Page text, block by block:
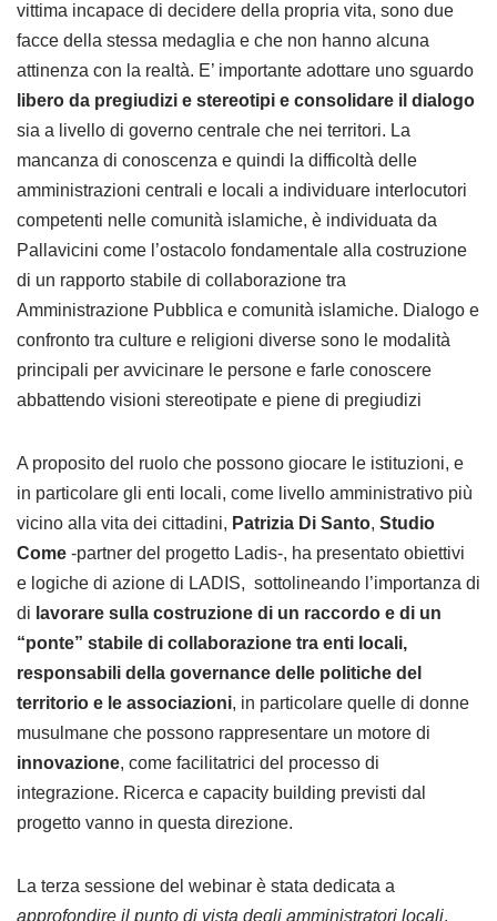
vittima incapace di decidere della propria vita, sono due
facce della stessa medaglia e che non hanno alcuna
attinenza con la realtà. E’ importante adottare uno sguardo
libero da pregiudizi e stereotipi e consolidare il dialogo
sia a livello di governo centrale che nei territori. La
mancanza di conoscenza e quindi la difficoltà delle
amministrazioni centrali e locali a individuare interlocutori
competenti nelle comunità islamiche, è individuata da
Pallavicini come l’ostacolo fondamentale alla costruzione
di un rapporto stabile di collaborazione tra
Amministrazione Pubblica e comunità islamiche. Dialogo e
confronto tra culture e religioni diverse sono le modalità
principali per avvicinare le persone e farle conoscere
abbattendo visioni stereotipate e piene di pregiudizi
A proposito del ruolo che possono giocare le istituzioni, e
in particolare gli enti locali, come livello amministrativo più
vicino alla vita dei cittadini, Patrizia Di Santo, Studio
Come -partner del progetto Ladis-, ha presentato obiettivi
e logiche di azione di LADIS, sottolineando l’importanza di
di lavorare sulla costruzione di un raccordo e di un
“ponte” stabile di collaborazione tra enti locali,
responsabili della governance delle politiche del
territorio e le associazioni, in particolare quelle di donne
musulmane che possono rappresentare un motore di
innovazione, come facilitatrici del processo di
integrazione. Ricerca e capacity building previsti dal
progetto vanno in questa direzione.
La terza sessione del webinar è stata dedicata a
approfondire il punto di vista degli amministratori locali.